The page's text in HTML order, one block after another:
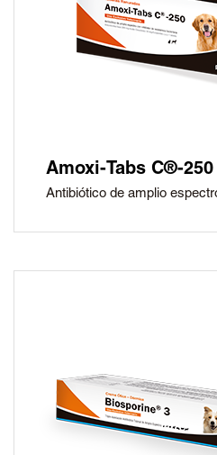
Amoxi-Tabs C®-250
Antibiótico de amplio